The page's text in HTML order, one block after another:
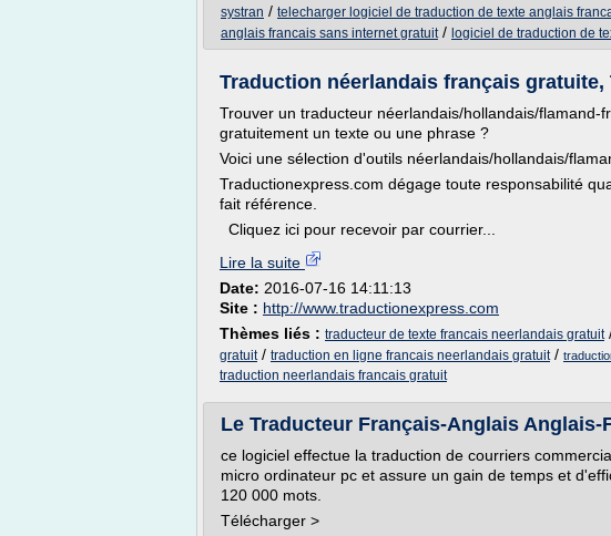
systran / telecharger logiciel de traduction de texte anglais
anglais francais sans internet gratuit/ logiciel de traduction de
Traduction néerlandais français gratuite,
Trouver un traducteur néerlandais/hollandais/flamand-
gratuitement un texte ou une phrase ?
Voici une sélection d'outils néerlandais/hollandais/
Traductionexpress.com dégage toute responsabilité
fait référence.
Cliquez ici pour recevoir par courrier...
Lire la suite
Date: 2016-07-16 14:11:13
Site : http://www.traductionexpress.com
Thèmes liés : traducteur de texte francais neerlandais gratuit
gratuit/ traduction en ligne francais neerlandais gratuit/
traduction neerlandais francais gratuit
Le Traducteur Français-Anglais Anglais-
ce logiciel effectue la traduction de courriers
micro ordinateur pc et assure un gain de temps et
120 000 mots.
Télécharger >